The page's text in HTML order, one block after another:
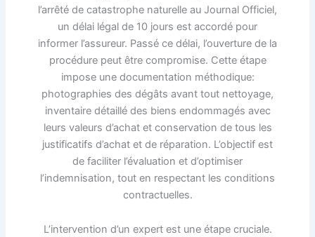
l’arrêté de catastrophe naturelle au Journal Officiel,
un délai légal de 10 jours est accordé pour
informer l’assureur. Passé ce délai, l’ouverture de la
procédure peut être compromise. Cette étape
impose une documentation méthodique:
photographies des dégâts avant tout nettoyage,
inventaire détaillé des biens endommagés avec
leurs valeurs d’achat et conservation de tous les
justificatifs d’achat et de réparation. L’objectif est
de faciliter l’évaluation et d’optimiser
l’indemnisation, tout en respectant les conditions
contractuelles.
L’intervention d’un expert est une étape cruciale.